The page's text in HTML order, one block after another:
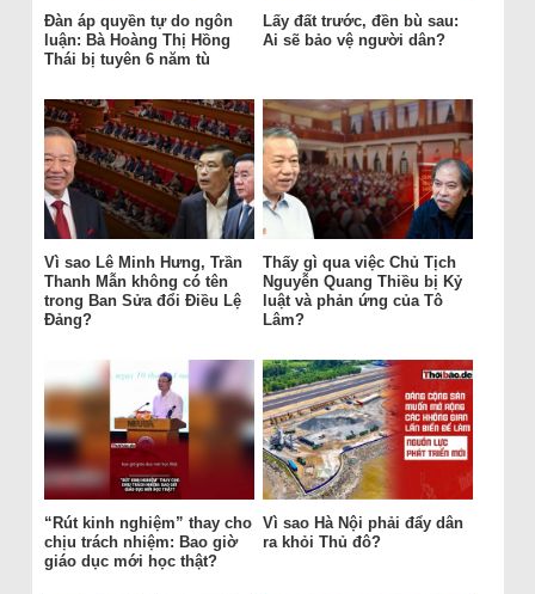
Đàn áp quyền tự do ngôn
luận: Bà Hoàng Thị Hồng
Thái bị tuyên 6 năm tù
Lấy đất trước, đền bù sau:
Ai sẽ bảo vệ người dân?
Vì sao Lê Minh Hưng, Trần
Thanh Mẫn không có tên
trong Ban Sửa đổi Điều Lệ
Đảng?
Thấy gì qua việc Chủ Tịch
Nguyễn Quang Thiều bị Kỷ
luật và phản ứng của Tô
Lâm?
“Rút kinh nghiệm” thay cho
chịu trách nhiệm: Bao giờ
giáo dục mới học thật?
Vì sao Hà Nội phải đẩy dân
ra khỏi Thủ đô?